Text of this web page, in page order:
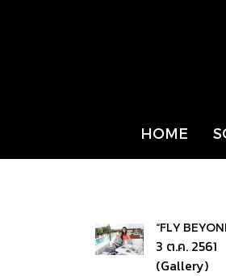
HOME
“FLY
3 ต.ค. 2561
(Gallery)